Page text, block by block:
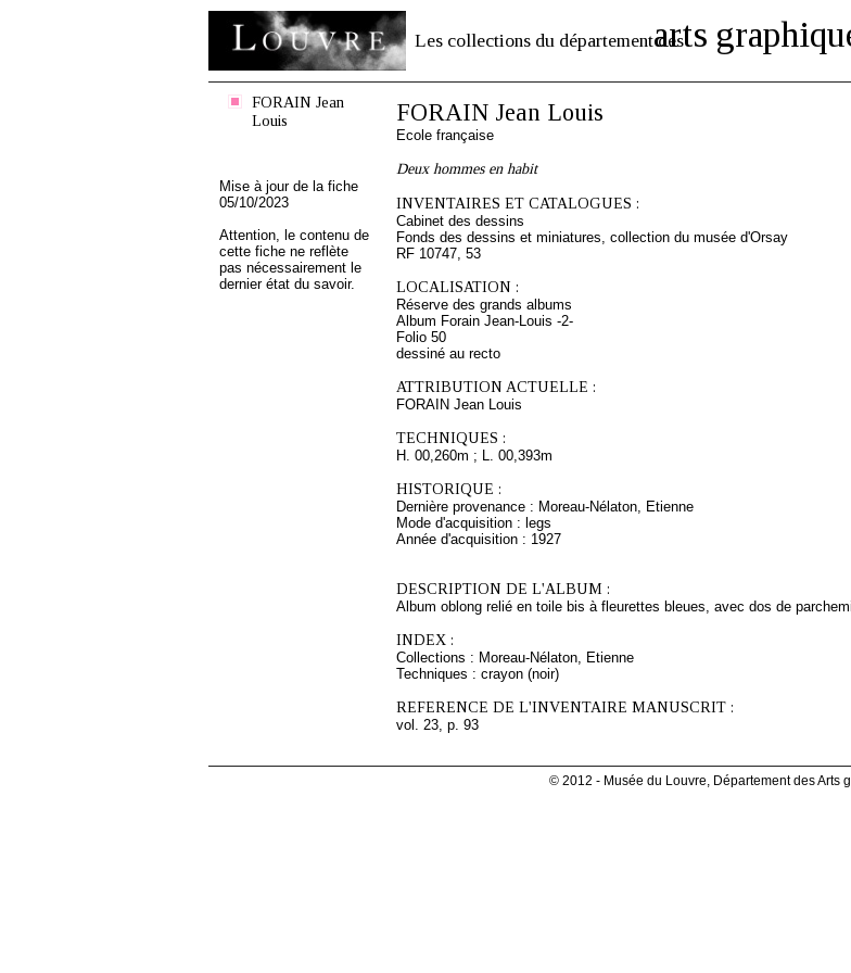
Les collections du département des
arts
FORAIN Jean
Louis
Mise à jour de la fiche
05/10/2023
Attention, le contenu de
cette fiche ne reflète
pas nécessairement le
dernier état du savoir.
FORAIN Jean Louis
Ecole française
Deux hommes en habit
INVENTAIRES ET CATALOGUES :
Cabinet des dessins
Fonds des dessins et miniatures, collection du musée d'Orsay
RF 10747, 53
LOCALISATION :
Réserve des grands albums
Album Forain Jean-Louis -2-
Folio 50
dessiné au recto
ATTRIBUTION ACTUELLE :
FORAIN Jean Louis
TECHNIQUES :
H. 00,260m ; L. 00,393m
HISTORIQUE :
Dernière provenance : Moreau-Nélaton, Etienne
Mode d'acquisition : legs
Année d'acquisition : 1927
DESCRIPTION DE L'ALBUM :
Album oblong relié en toile bis à fleurettes bleues, avec dos de
INDEX :
Collections : Moreau-Nélaton, Etienne
Techniques : crayon (noir)
REFERENCE DE L'INVENTAIRE MANUSCRIT :
vol. 23, p. 93
© 2012 - Musée du Louvre, Département des Arts